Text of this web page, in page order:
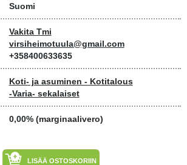
Suomi
Vakita Tmi
virsiheimotuula@gmail.com
+358400633635
Koti- ja asuminen - Kotitalous
-Varia- sekalaiset
0,00% (marginaalivero)
LISÄÄ OSTOSKORIIN